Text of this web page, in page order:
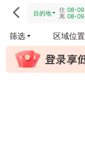
 目的地 住 08-09
离 08-09
筛选 区域位置